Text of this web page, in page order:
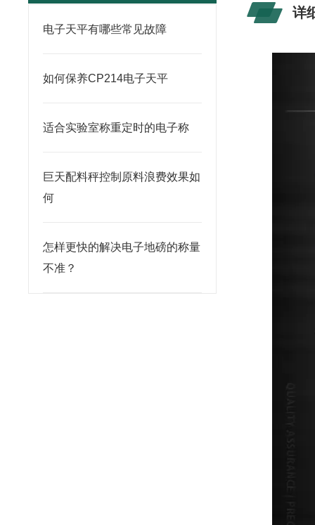
电子天平有哪些常见故障
如何保养CP214电子天平
适合实验室称重定时的电子称
巨天配料秤控制原料浪费效果如
何
怎样更快的解决电子地磅的称量
不准？
详